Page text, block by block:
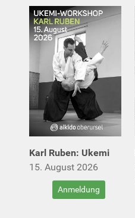
Karl Ruben: Ukemi
15. August 2026
Anmeldung